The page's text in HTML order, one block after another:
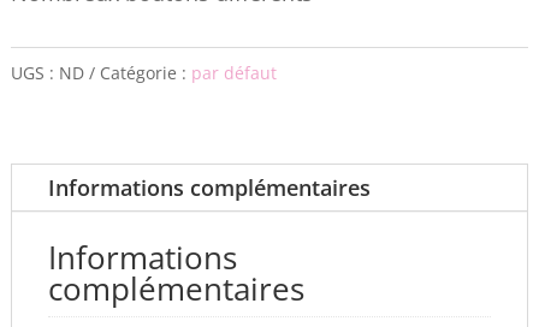
UGS : ND Catégorie : par défaut
Informations complémentaires
Informations
complémentaires